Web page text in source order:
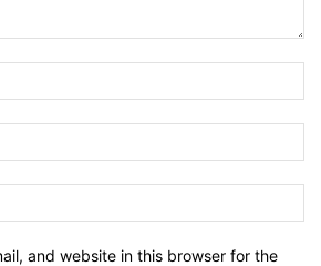
and website in this browser for the